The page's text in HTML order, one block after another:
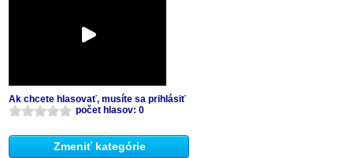
Ak chcete hlasovať, musíte sa prihlásiť
počet hlasov: 0
Zmeniť kategórie